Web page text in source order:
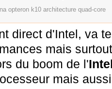
opteron k10 architecture quad-core
direct d'Intel, va
mais
du boom de l'
mais